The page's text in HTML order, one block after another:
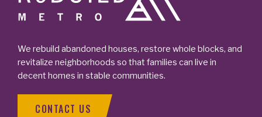
We rebuild abandoned houses, restore whole blocks, and
revitalize neighborhoods so that families can live in
decent homes in stable communities.
CONTACT US